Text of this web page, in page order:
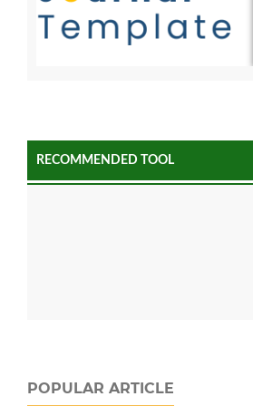
RECOMMENDED TOOL
POPULAR ARTICLE